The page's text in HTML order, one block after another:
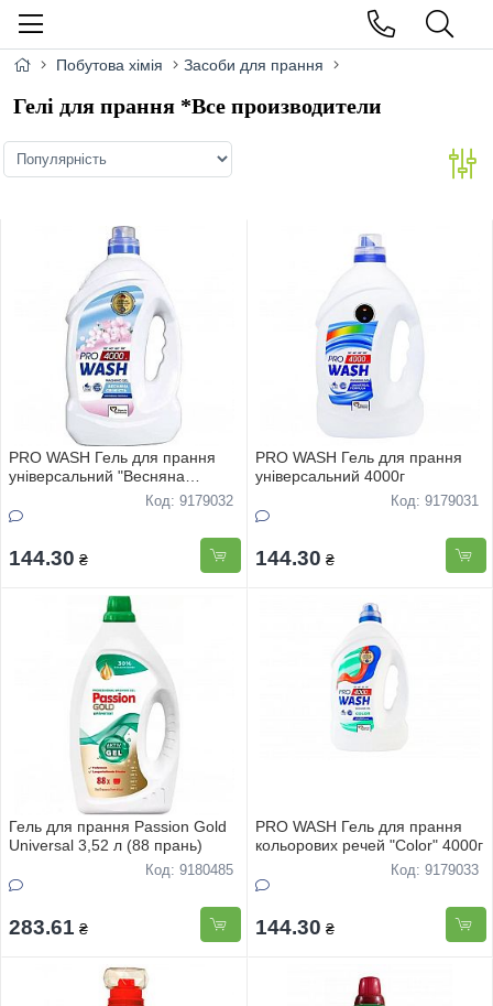
Побутова хімія Засоби для прання
Гелі для прання *Все производители
PRO WASH Гель для прання
універсальний "Весняна
Код: 9179032
144.30 ₴
PRO WASH Гель для прання
універсальний 4000г
Код: 9179031
144.30 ₴
Гель для прання Passion Gold
Universal 3,52 л (88 прань)
Код: 9180485
283.61 ₴
PRO WASH Гель для прання
кольорових речей "Color" 4000г
Код: 9179033
144.30 ₴